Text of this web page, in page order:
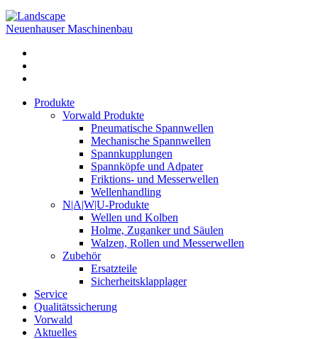
Neuenhauser Maschinenbau
Produkte
Vorwald Produkte
Pneumatische Spannwellen
Mechanische Spannwellen
Spannkupplungen
Spannköpfe und Adpater
Friktions- und Messerwellen
Wellenhandling
N|A|W|U-Produkte
Wellen und Kolben
Holme, Zuganker und Säulen
Walzen, Rollen und Messerwellen
Zubehör
Ersatzteile
Sicherheitsklapplager
Service
Qualitätssicherung
Vorwald
Aktuelles